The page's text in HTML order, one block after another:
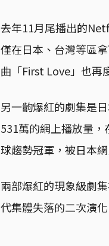
去年11月尾播出的
僅在日本、台灣等區
曲「First Love」也再
另一齣爆紅的劇集是
531萬的網上播放量
球趨勢冠軍，被日本
兩部爆紅的現象級劇
代集體失落的二次演化